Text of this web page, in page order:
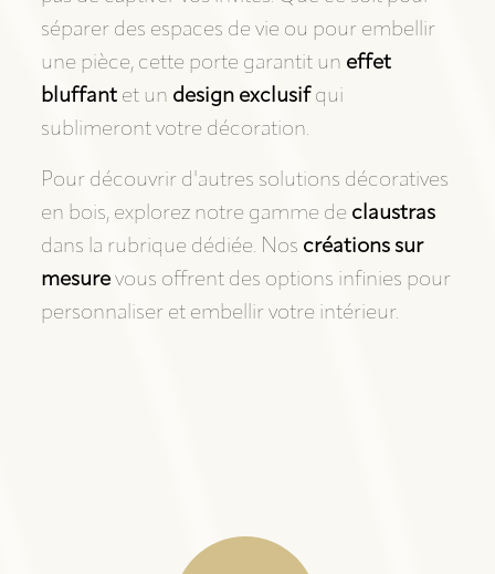
séparer des espaces de vie ou pour embellir
une pièce, cette porte garantit un effet
bluffant et un design exclusifqui
sublimeront votre décoration.
Pour découvrir d'autres solutions décoratives
en bois, explorez notre gamme de claustras
dans la rubrique dédiée. Nos créations sur
mesurevous offrent des options infinies pour
personnaliser et embellir votre intérieur.